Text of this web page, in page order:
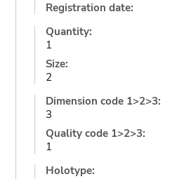
Registration date:
Quantity:
1
Size:
2
Dimension code 1>2>3:
3
Quality code 1>2>3:
1
Holotype: